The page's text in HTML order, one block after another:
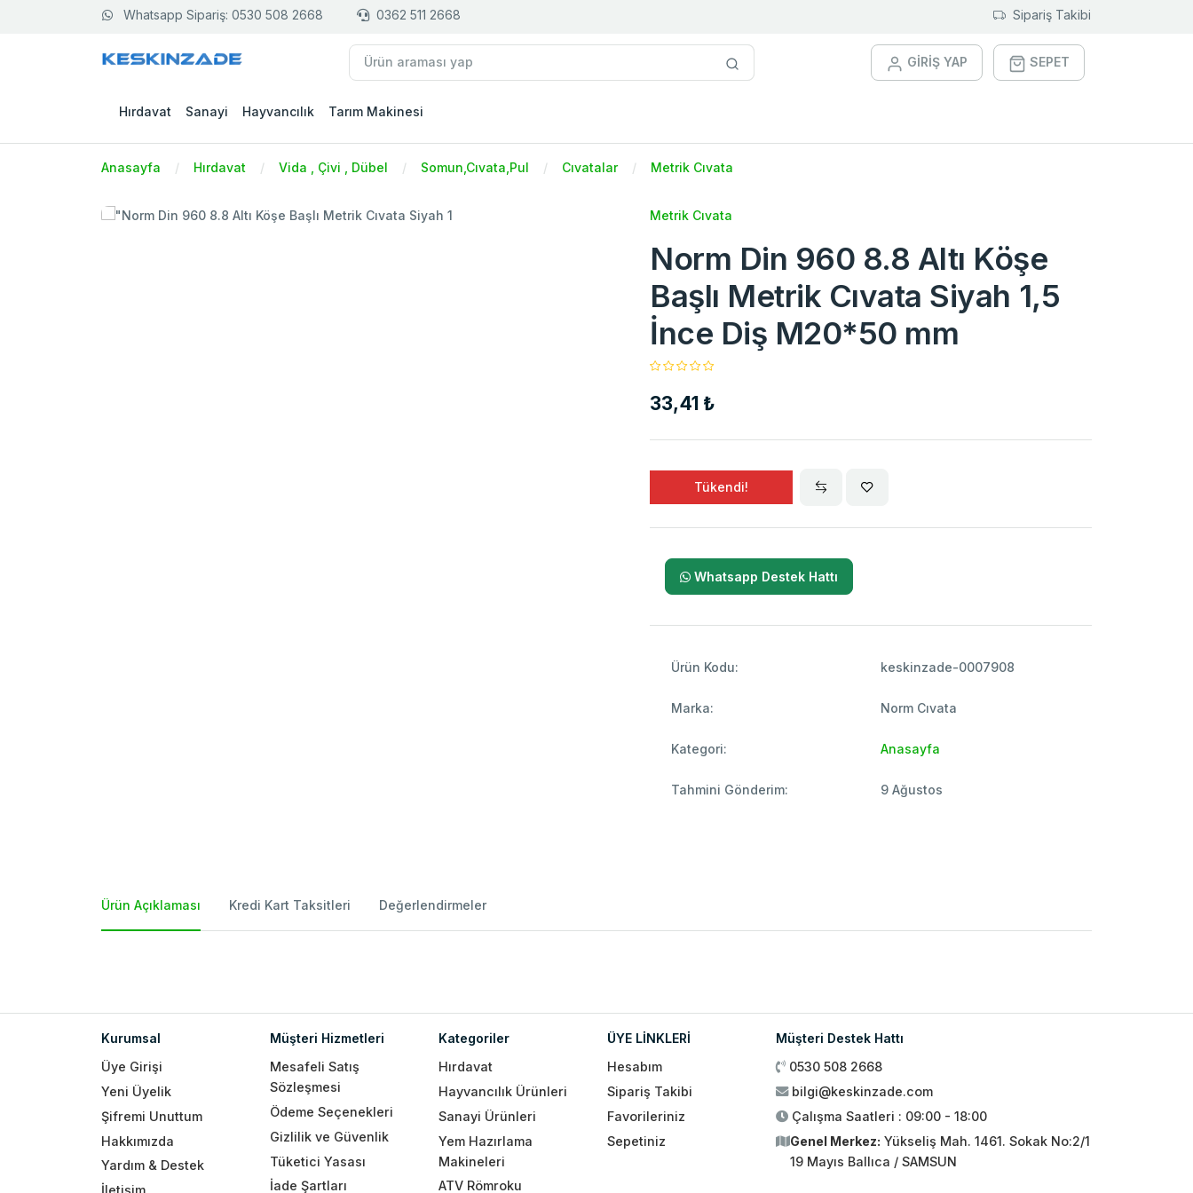
Whatsapp Sipariş: 0530 508 2668 0362 511 2668 Sipariş Takibi
GİRİŞ YAP SEPET
Hırdavat Sanayi Hayvancılık Tarım Makinesi
Anasayfa Hırdavat Vida , Çivi , Dübel Somun,Cıvata,Pul Cıvatalar Metrik Cıvata
Metrik Cıvata
Norm Din 960 8.8 Altı Köşe
Başlı Metrik Cıvata Siyah 1,5
İnce Diş M20*50 mm
33,41 ₺
Tükendi!
Whatsapp Destek Hattı
Ürün Kodu: keskinzade-0007908
Marka: Norm Cıvata
Kategori: Anasayfa
Tahmini Gönderim: 9 Ağustos
Ürün Açıklaması Kredi Kart Taksitleri Değerlendirmeler
Kurumsal
Üye Girişi
Yeni Üyelik
Şifremi Unuttum
Hakkımızda
Yardım & Destek
Müşteri Hizmetleri
Mesafeli Satış
Sözleşmesi
Ödeme Seçenekleri
Gizlilik ve Güvenlik
Tüketici Yasası
İade Şartları
Kategoriler
Hırdavat
Hayvancılık Ürünleri
Sanayi Ürünleri
Yem Hazırlama
Makineleri
ATV Römroku
ÜYE LİNKLERİ
Hesabım
Sipariş Takibi
Favorileriniz
Sepetiniz
Müşteri Destek Hattı
0530 508 2668
bilgi@keskinzade.com
Çalışma Saatleri : 09:00 - 18:00
Genel Merkez: Yükseliş Mah. 1461. Sokak No:2/1
19 Mayıs Ballıca / SAMSUN